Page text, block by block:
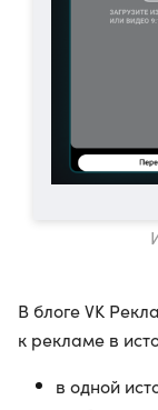
В блоге VK
к рекламе в
в одной